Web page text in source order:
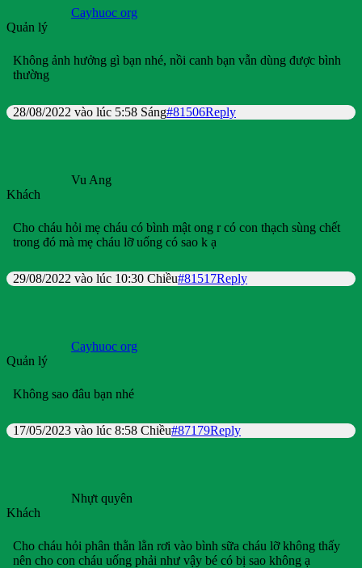
Cayhuoc org
Quản lý
Không ảnh hưởng gì bạn nhé, nồi canh bạn vẫn dùng được bình
thường
28/08/2022 vào lúc 5:58 Sáng#81506Reply
Vu Ang
Khách
Cho cháu hỏi mẹ cháu có bình mật ong r có con thạch sùng chết
trong đó mà mẹ cháu lỡ uống có sao k ạ
29/08/2022 vào lúc 10:30 Chiều#81517Reply
Cayhuoc org
Quản lý
Không sao đâu bạn nhé
17/05/2023 vào lúc 8:58 Chiều#87179Reply
Nhựt quyên
Khách
Cho cháu hỏi phân thằn lằn rơi vào bình sữa cháu lỡ không thấy
nên cho con cháu uống phải như vậy bé có bị sao không ạ